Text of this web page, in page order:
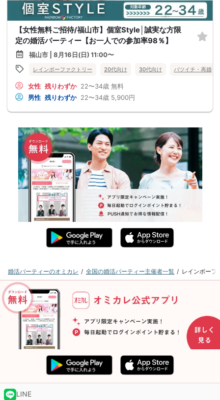
【女性無料ご招待/福山市】個室Style│誠実な方限
定の婚活パーティー【お一人での参加率98％】
福山市 | 8月16日(日) 11:00〜
レインボーファクトリー 20代向け 30代向け バツイチ・再婚
女性 残りわずか 22〜34歳 無料
男性 残りわずか 22〜34歳 5,900円
婚活パーティーのオミカレ 全国の婚活パーティー主催者一覧 レインボーフ
LINE